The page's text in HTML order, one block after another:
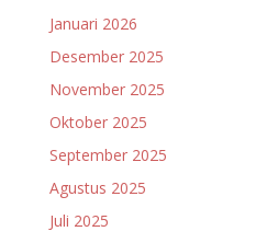
Januari 2026
Desember 2025
November 2025
Oktober 2025
September 2025
Agustus 2025
Juli 2025